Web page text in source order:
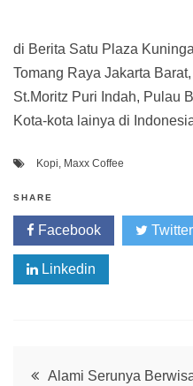
di Berita Satu Plaza
Tomang Raya Jakarta
St.Moritz Puri Indah, Pulau
Kota-kota lainya di
Kopi, Maxx Coffee
SHARE
Facebook Twitter
Linkedin
Post
Alami Serunya